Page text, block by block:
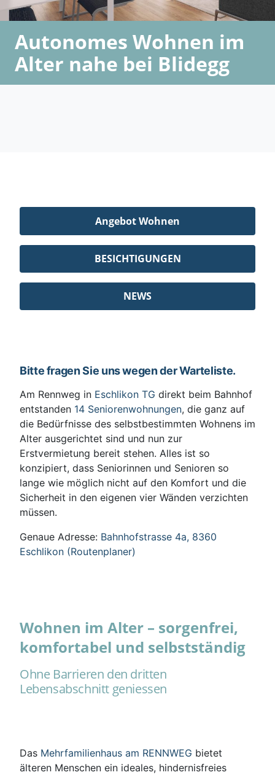
Autonomes Wohnen im
Alter nahe bei Blidegg
Angebot Wohnen
BESICHTIGUNGEN
NEWS
Bitte fragen Sie uns wegen der Warteliste.
Am Rennweg in Eschlikon TG direkt beim Bahnhof
entstanden 14 Seniorenwohnungen, die ganz auf
die Bedürfnisse des selbstbestimmten Wohnens im
Alter ausgerichtet sind und nun zur
Erstvermietung bereit stehen. Alles ist so
konzipiert, dass Seniorinnen und Senioren so
lange wie möglich nicht auf den Komfort und die
Sicherheit in den eigenen vier Wänden verzichten
müssen.
Genaue Adresse: Bahnhofstrasse 4a, 8360
Eschlikon (Routenplaner)
Wohnen im Alter – sorgenfrei,
komfortabel und selbstständig
Ohne Barrieren den dritten
Lebensabschnitt geniessen
Das Mehrfamilienhaus am RENNWEG bietet
älteren Menschen ein ideales, hindernisfreies